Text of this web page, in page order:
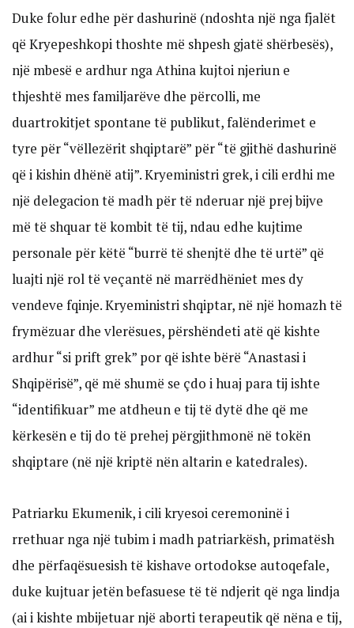
Duke folur edhe për dashurinë (ndoshta një nga fjalët
që Kryepeshkopi thoshte më shpesh gjatë shërbesës),
një mbesë e ardhur nga Athina kujtoi njeriun e
thjeshtë mes familjarëve dhe përcolli, me
duartrokitjet spontane të publikut, falënderimet e
tyre për “vëllezërit shqiptarë” për “të gjithë dashurinë
që i kishin dhënë atij”. Kryeministri grek, i cili erdhi me
një delegacion të madh për të nderuar një prej bijve
më të shquar të kombit të tij, ndau edhe kujtime
personale për këtë “burrë të shenjtë dhe të urtë” që
luajti një rol të veçantë në marrëdhëniet mes dy
vendeve fqinje. Kryeministri shqiptar, në një homazh të
frymëzuar dhe vlerësues, përshëndeti atë që kishte
ardhur “si prift grek” por që ishte bërë “Anastasi i
Shqipërisë”, që më shumë se çdo i huaj para tij ishte
“identifikuar” me atdheun e tij të dytë dhe që me
kërkesën e tij do të prehej përgjithmonë në tokën
shqiptare (në një kriptë nën altarin e katedrales).
Patriarku Ekumenik, i cili kryesoi ceremoninë i
rrethuar nga një tubim i madh patriarkësh, primatësh
dhe përfaqësuesish të kishave ortodokse autoqefale,
duke kujtuar jetën befasuese të të ndjerit që nga lindja
(ai i kishte mbijetuar një aborti terapeutik që nëna e tij,